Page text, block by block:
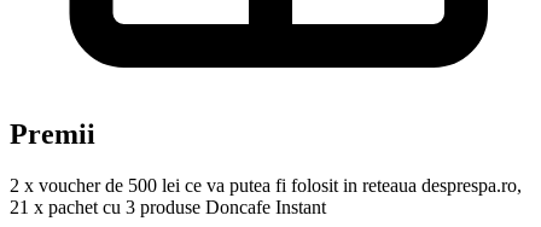
Premii
2 x voucher de 500 lei ce va putea fi folosit in reteaua desprespa.ro,
21 x pachet cu 3 produse Doncafe Instant